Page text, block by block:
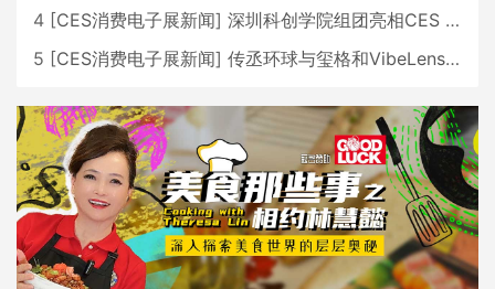
4 [CES消费电子展新闻] 深圳科创学院组团亮相CES 广受好评
5 [CES消费电子展新闻] 传丞环球与玺格和VibeLens共同推出全新耳机